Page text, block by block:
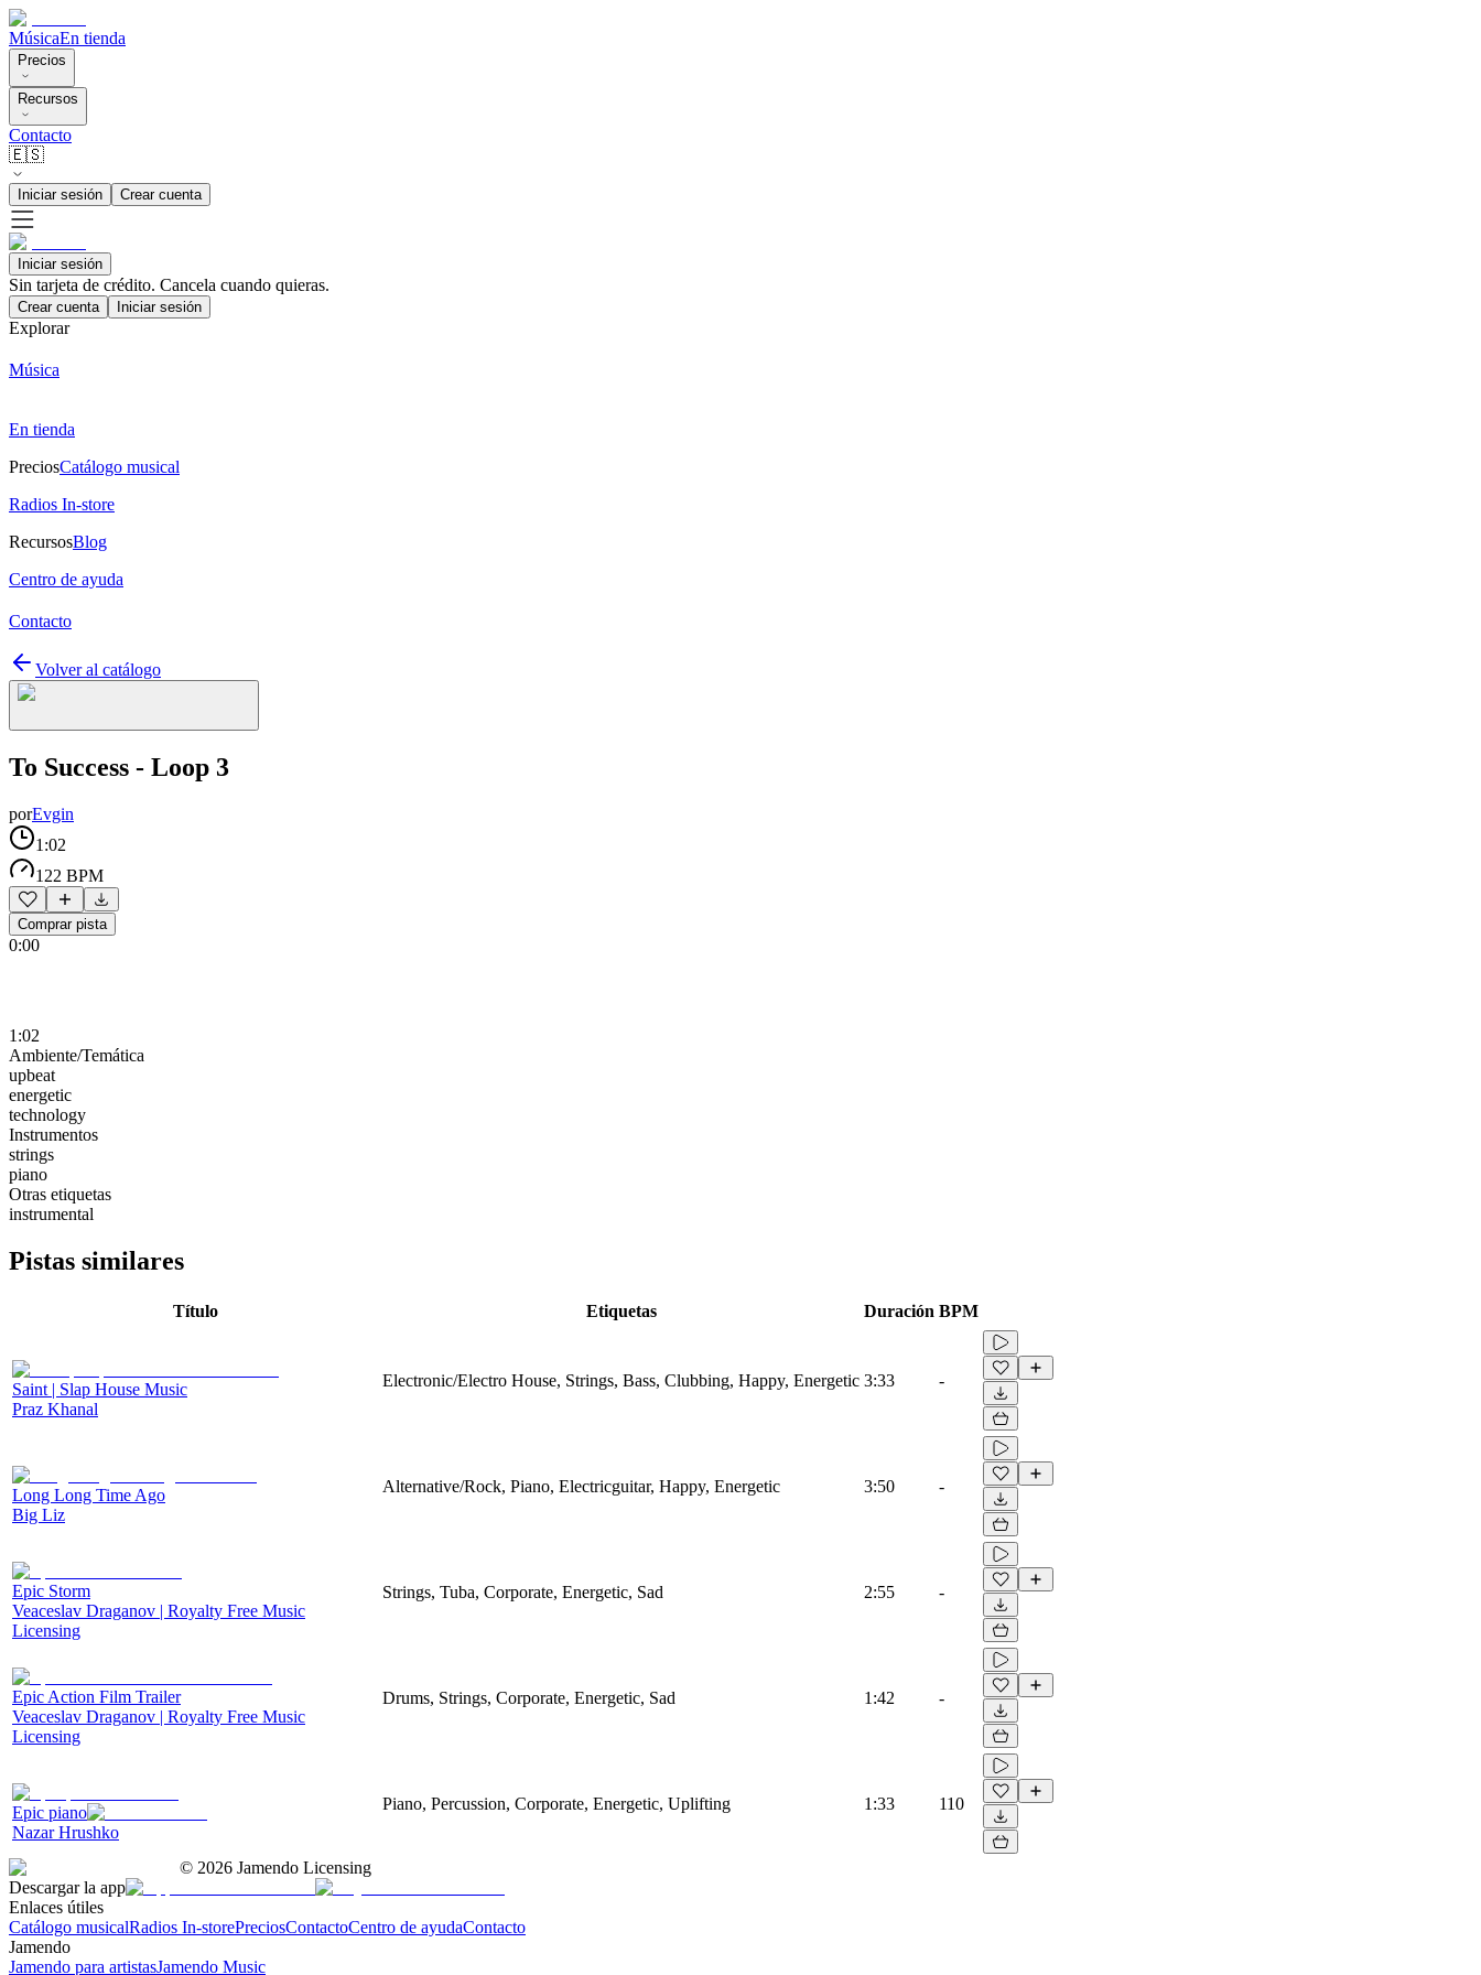
MúsicaEn tienda
Precios
Recursos
Contacto
🇪🇸
Iniciar sesión Crear cuenta
Iniciar sesión
Sin tarjeta de crédito. Cancela cuando quieras.
Crear cuenta Iniciar sesión
Explorar
Música
En tienda
PreciosCatálogo musical
Radios In-store
RecursosBlog
Centro de ayuda
Contacto
Volver al catálogo
To Success - Loop 3
porEvgin
1:02
122 BPM
Comprar pista
0:00
1:02
Ambiente/Temática
upbeat
energetic
technology
Instrumentos
strings
piano
Otras etiquetas
instrumental
Pistas similares
Título Etiquetas Duración BPM
Saint | Slap House Music
Praz Khanal
Electronic/Electro House, Strings, Bass, Clubbing, Happy, Energetic 3:33 -
Long Long Time Ago
Big Liz
Alternative/Rock, Piano, Electricguitar, Happy, Energetic 3:50 -
Epic Storm
Veaceslav Draganov | Royalty Free Music
Licensing
Strings, Tuba, Corporate, Energetic, Sad 2:55 -
Epic Action Film Trailer
Veaceslav Draganov | Royalty Free Music
Licensing
Drums, Strings, Corporate, Energetic, Sad 1:42 -
Epic piano
Nazar Hrushko
Piano, Percussion, Corporate, Energetic, Uplifting 1:33 110
© 2026 Jamendo Licensing
Descargar la app
Enlaces útiles
Catálogo musicalRadios In-storePreciosContactoCentro de ayudaContacto
Jamendo
Jamendo para artistasJamendo Music